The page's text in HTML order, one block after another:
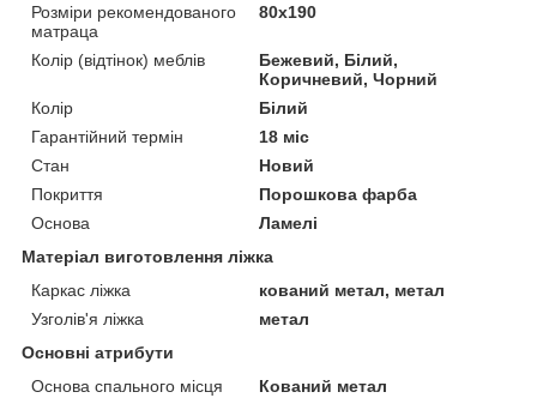
Розміри рекомендованого
матраца
80х190
Колір (відтінок) меблів
Бежевий, Білий,
Коричневий, Чорний
Колір
Білий
Гарантійний термін
18 міс
Стан
Новий
Покриття
Порошкова фарба
Основа
Ламелі
Матеріал виготовлення ліжка
Каркас ліжка
кований метал, метал
Узголів'я ліжка
метал
Основні атрибути
Основа спального місця
Кований метал